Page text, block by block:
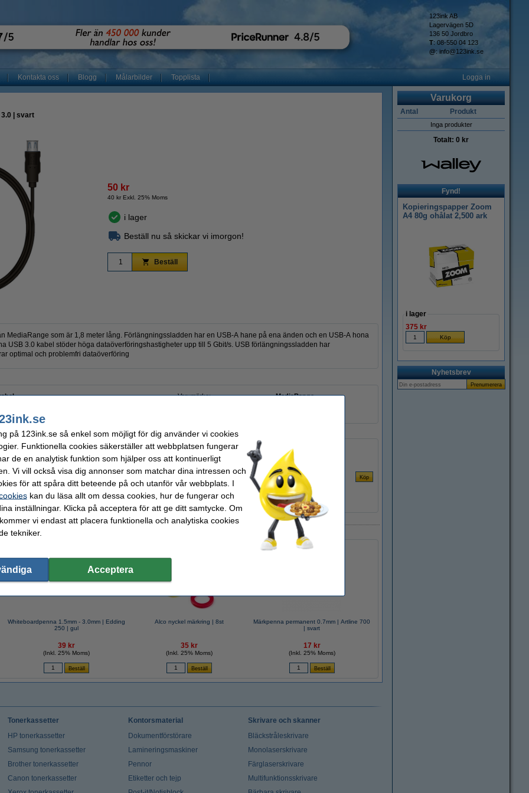
123ink AB
Lagervägen 5D
136 50 Jordbro
T: 08-550 04 123
@: info@123ink.se
Kontakta oss Blogg Målarbilder Topplista Logga in
| svart
50 kr
40 kr Exkl. 25% Moms
i lager
Beställ nu så skickar vi imorgon!
Beställ
MediaRange som är 1,8 meter lång. Förlängningssladden har en USB-A hane på ena änden och en USB-A hona
USB 3.0 kabel stöder höga dataöverföringshastigheter upp till 5 Gbit/s. USB förlängningssladden har
optimal och problemfri dataöverföring
Varumärke:
MediaRange
6st
ofta även dessa produkter!
Whiteboardpenna 1.5mm - 3.0mm | Edding
250 | gul
39 kr
(Inkl. 25% Moms)
Alco nyckel märkring | 8st
35 kr
(Inkl. 25% Moms)
Märkpenna permanent 0.7mm | Artline 700
| svart
17 kr
(Inkl. 25% Moms)
Varukorg
Antal Produkt
Inga produkter
Totalt: 0 kr
Fynd!
Kopieringspapper Zoom
A4 80g ohålat 2,500 ark
i lager
375 kr
Nyhetsbrev
Tonerkassetter
HP tonerkassetter
Samsung tonerkassetter
Brother tonerkassetter
Canon tonerkassetter
Kontorsmaterial
Dokumentförstörare
Lamineringsmaskiner
Pennor
Etiketter och tejp
Skrivare och skanner
Bläckstråleskrivare
Monolaserskrivare
Färglaserskrivare
Multifunktionsskrivare
på 123ink.se så enkel som möjligt för dig använder vi cookies
Funktionella cookies säkerställer att webbplatsen fungerar
de en analytisk funktion som hjälper oss att kontinuerligt
Vi vill också visa dig annonser som matchar dina intressen och
för att spåra ditt beteende på och utanför vår webbplats. I
kan du läsa allt om dessa cookies, hur de fungerar och
inställningar. Klicka på acceptera för att ge ditt samtycke. Om
vi endast att placera funktionella och analytiska cookies
tekniker.
Acceptera